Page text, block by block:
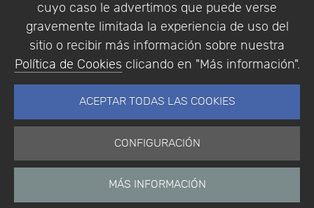
cuyo caso le advertimos que puede verse
gravemente limitada la experiencia de uso del
sitio o recibir más información sobre nuestra
Política de Cookies clicando en "Más información".
ACEPTAR TODAS LAS COOKIES
CONFIGURACIÓN
MÁS INFORMACIÓN
Empresa|Aviso Legal| Política de Privacidad |
Política de Cookies
© Copyright 1994 - 2026. Addlink Software
Científico, S.L.
Portugal.